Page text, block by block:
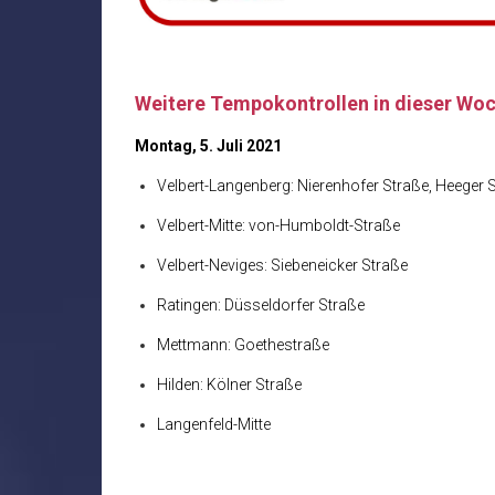
Weitere Tempokontrollen in dieser
Montag, 5. Juli 2021
Velbert-Langenberg: Nierenhofer Straße, Heeger
Velbert-Mitte: von-Humboldt-Straße
Velbert-Neviges: Siebeneicker Straße
Ratingen: Düsseldorfer Straße
Mettmann: Goethestraße
Hilden: Kölner Straße
Langenfeld-Mitte